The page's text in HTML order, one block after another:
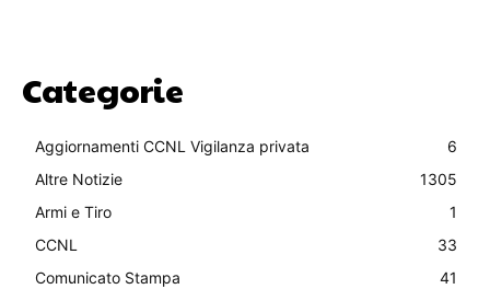
Categorie
Aggiornamenti CCNL Vigilanza privata
6
Altre Notizie
1305
Armi e Tiro
1
CCNL
33
Comunicato Stampa
41